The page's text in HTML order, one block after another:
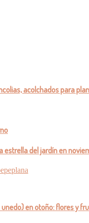
acolchados para
estrella del jardín en
en otoño: flores y